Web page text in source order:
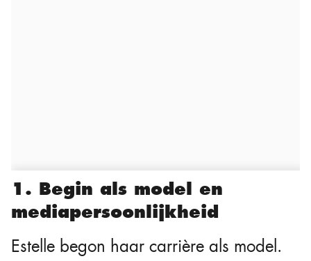
1. Begin als model en
mediapersoonlijkheid
Estelle begon haar carrière als model.